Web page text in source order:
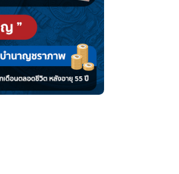
บริบูรณ์ จะได้รับเงินบำเหน็จหรือ